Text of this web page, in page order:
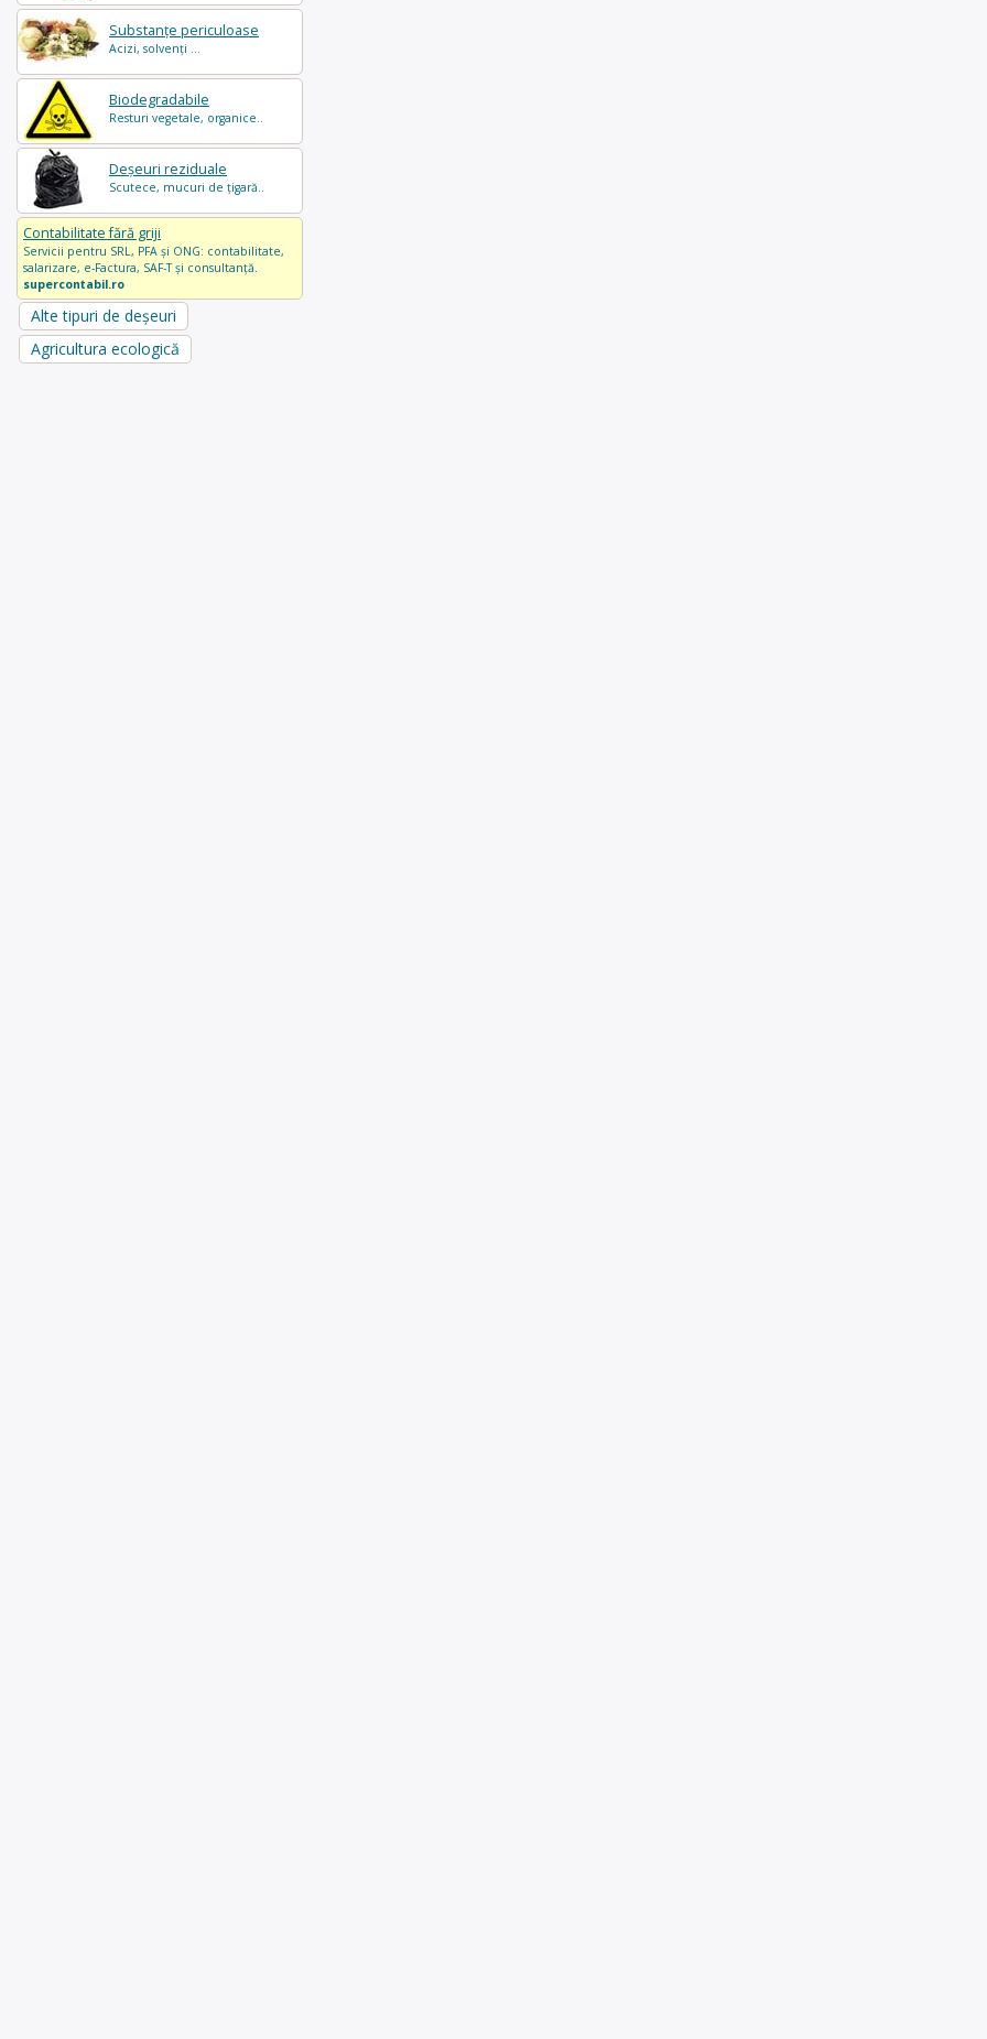
Substanțe periculoase
Acizi, solvenți ...
Biodegradabile
Resturi vegetale, organice..
Deșeuri reziduale
Scutece, mucuri de țigară..
Contabilitate fără griji
Servicii pentru SRL, PFA și ONG: contabilitate,
salarizare, e-Factura, SAF-T și consultanță.
supercontabil.ro
Alte tipuri de deșeuri
Agricultura ecologică